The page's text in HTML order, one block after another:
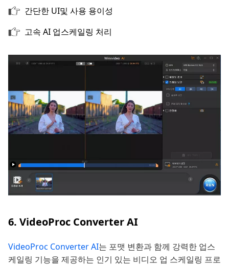
간단한 UI및 사용 용이성
고속 AI 업스케일링 처리
6. VideoProc Converter AI
VideoProc Converter AI는 포맷 변환과 함께 강력한 업스
케일링 기능을 제공하는 인기 있는 비디오 업 스케일링 프로